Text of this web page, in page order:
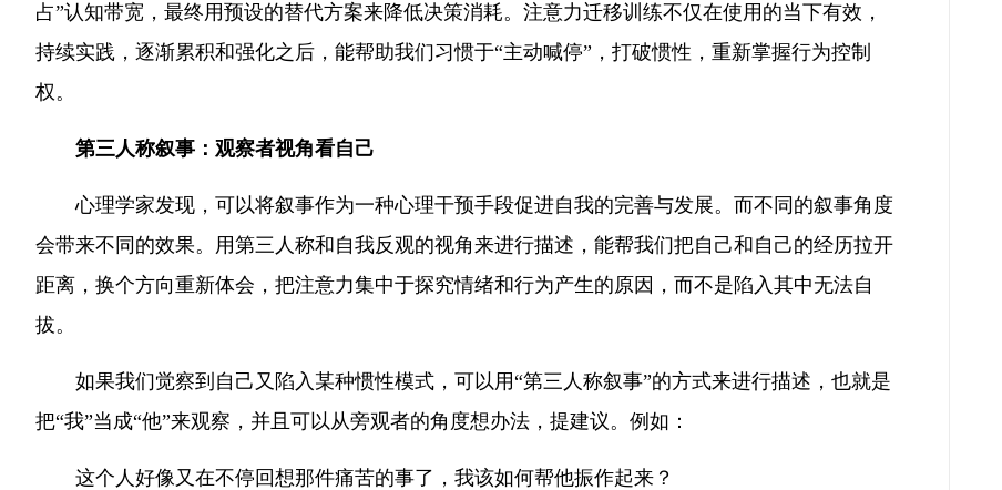
占”认知带宽，最终用预设的替代方案来降低决策消耗。注意力迁移训练不仅在使用的当下有效，
持续实践，逐渐累积和强化之后，能帮助我们习惯于“主动喊停”，打破惯性，重新掌握行为控制
权。
第三人称叙事：观察者视角看自己
心理学家发现，可以将叙事作为一种心理干预手段促进自我的完善与发展。而不同的叙事角度
会带来不同的效果。用第三人称和自我反观的视角来进行描述，能帮我们把自己和自己的经历拉开
距离，换个方向重新体会，把注意力集中于探究情绪和行为产生的原因，而不是陷入其中无法自
拔。
如果我们觉察到自己又陷入某种惯性模式，可以用“第三人称叙事”的方式来进行描述，也就是
把“我”当成“他”来观察，并且可以从旁观者的角度想办法，提建议。例如：
这个人好像又在不停回想那件痛苦的事了，我该如何帮他振作起来？